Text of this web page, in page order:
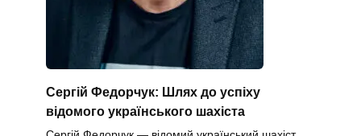
Сергій Федорчук: Шлях до успіху
відомого українського шахіста